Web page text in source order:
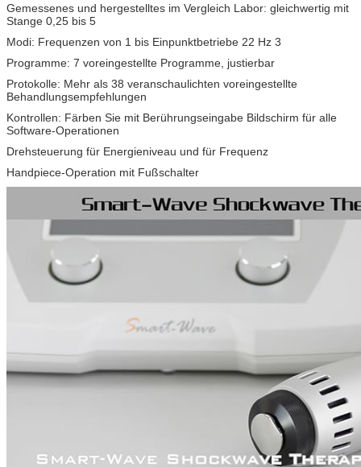
Gemessenes und hergestelltes im Vergleich Labor: gleichwertig mit
Stange 0,25 bis 5
Modi: Frequenzen von 1 bis Einpunktbetriebe 22 Hz 3
Programme: 7 voreingestellte Programme, justierbar
Protokolle: Mehr als 38 veranschaulichten voreingestellte
Behandlungsempfehlungen
Kontrollen: Färben Sie mit Berührungseingabe Bildschirm für alle
Software-Operationen
Drehsteuerung für Energieniveau und für Frequenz
Handpiece-Operation mit Fußschalter